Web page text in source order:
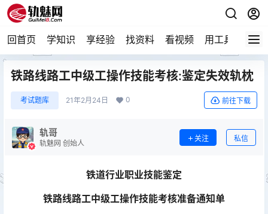
回首页 学知识 享经验 找资料 看视频 用工具 论技
铁路线路工中级工操作技能考核:鉴定失效轨枕
考试题库 21年2月24日 0 前往下载
轨哥
轨魅网 创始人
关注 私信
铁道行业职业技能鉴定
铁路线路工中级工操作技能考核准备通知单